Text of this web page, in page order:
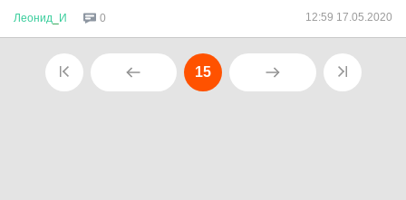
Леонид И 0 12:59 17.05.2020
15